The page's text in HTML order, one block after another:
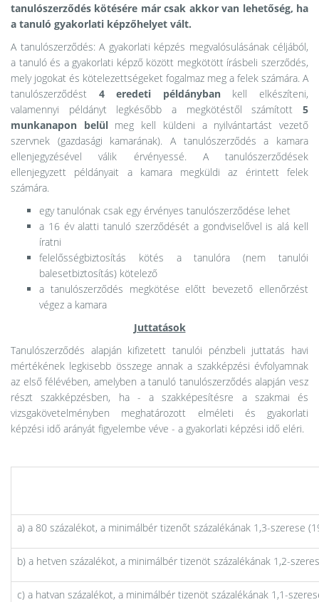
tanulószerződés kötésére már csak akkor van lehetőség, ha
a tanuló gyakorlati képzőhelyet vált.
A tanulószerződés: A gyakorlati képzés megvalósulásának céljából,
a tanuló és a gyakorlati képző között megkötött írásbeli szerződés,
mely jogokat és kötelezettségeket fogalmaz meg a felek számára. A
tanulószerződést 4 eredeti példánybankell elkészíteni,
valamennyi példányt legkésőbb a megkötéstől számított 5
munkanapon belülmeg kell küldeni a nyilvántartást vezető
szervnek (gazdasági kamarának). A tanulószerződés a kamara
ellenjegyzésével válik érvényessé. A tanulószerződések
ellenjegyzett példányait a kamara megküldi az érintett felek
számára.
egy tanulónak csak egy érvényes tanulószerződése lehet
a 16 év alatti tanuló szerződését a gondviselővel is alá kell
íratni
felelősségbiztosítás kötés a tanulóra (nem tanulói
balesetbiztosítás) kötelező
a tanulószerződés megkötése előtt bevezető ellenőrzést
végez a kamara
Juttatások
Tanulószerződés alapján kifizetett tanulói pénzbeli juttatás havi
mértékének legkisebb összege annak a szakképzési évfolyamnak
az első félévében, amelyben a tanuló tanulószerződés alapján vesz
részt szakképzésben, ha - a szakképesítésre a szakmai és
vizsgakövetelményben meghatározott elméleti és gyakorlati
képzési idő arányát figyelembe véve - a gyakorlati képzési idő eléri.
a) a 80 százalékot, a minimálbér tizenőt százalékának 1,3-szerese
b) a hetven százalékot, a minimálbér tizenöt százalékának 1,2-
c) a hatvan százalékot, a minimálbér tizenöt százalékának 1,1-